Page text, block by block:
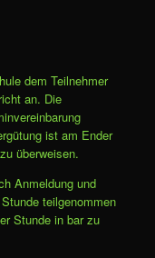
dem Teilnehmer
an. Die
ist am Ender
überweisen.
Anmeldung und
teilgenommen
Stunde in bar zu